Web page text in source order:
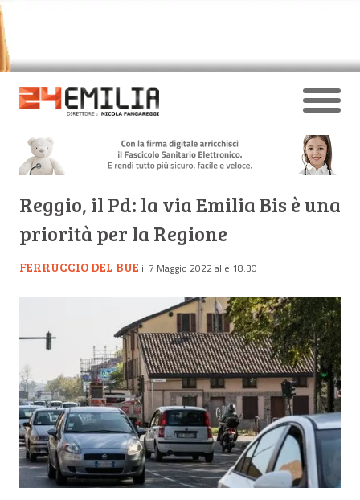
Reggio, il Pd: la via Emilia Bis è una
priorità per la Regione
FERRUCCIO DEL BUE il 7 Maggio 2022 alle 18:30